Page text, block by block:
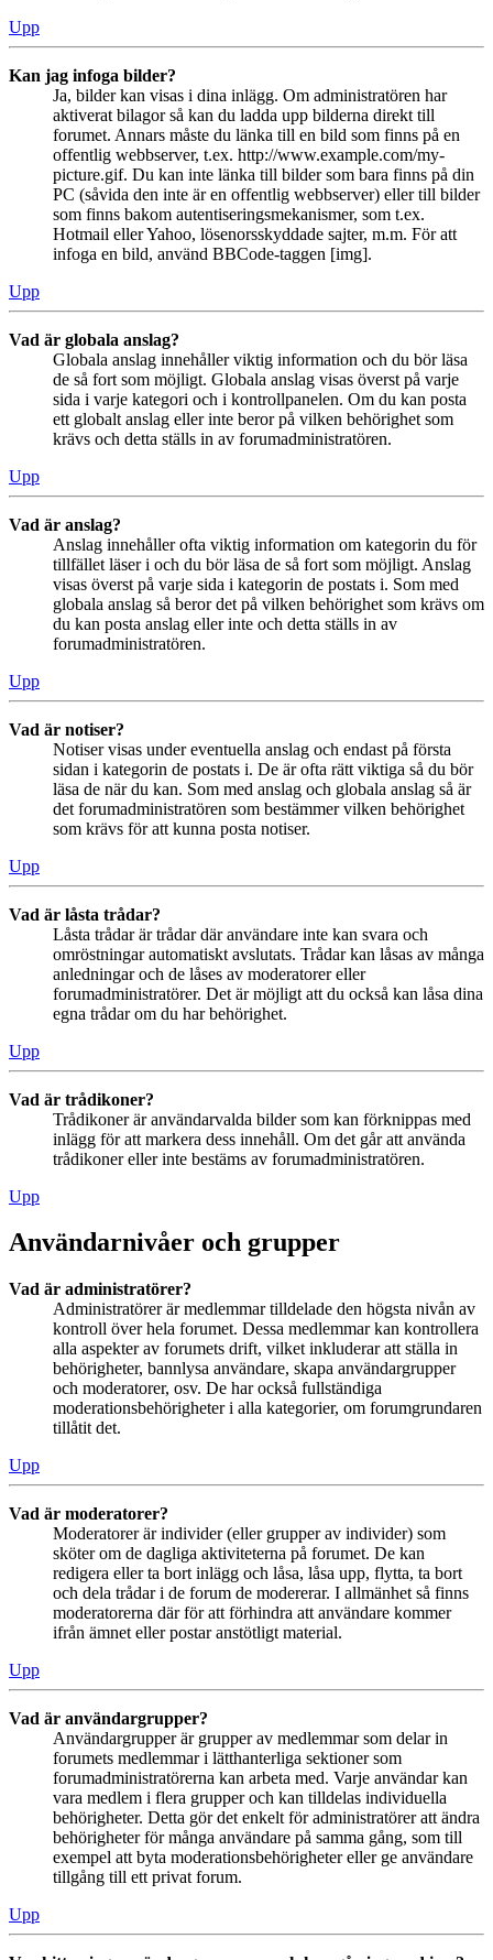
Upp
Kan jag infoga bilder?
Ja, bilder kan visas i dina inlägg. Om administratören har
aktiverat bilagor så kan du ladda upp bilderna direkt till
forumet. Annars måste du länka till en bild som finns på en
offentlig webbserver, t.ex. http://www.example.com/my-
picture.gif. Du kan inte länka till bilder som bara finns på din
PC (såvida den inte är en offentlig webbserver) eller till bilder
som finns bakom autentiseringsmekanismer, som t.ex.
Hotmail eller Yahoo, lösenorsskyddade sajter, m.m. För att
infoga en bild, använd BBCode-taggen [img].
Upp
Vad är globala anslag?
Globala anslag innehåller viktig information och du bör läsa
de så fort som möjligt. Globala anslag visas överst på varje
sida i varje kategori och i kontrollpanelen. Om du kan posta
ett globalt anslag eller inte beror på vilken behörighet som
krävs och detta ställs in av forumadministratören.
Upp
Vad är anslag?
Anslag innehåller ofta viktig information om kategorin du för
tillfället läser i och du bör läsa de så fort som möjligt. Anslag
visas överst på varje sida i kategorin de postats i. Som med
globala anslag så beror det på vilken behörighet som krävs om
du kan posta anslag eller inte och detta ställs in av
forumadministratören.
Upp
Vad är notiser?
Notiser visas under eventuella anslag och endast på första
sidan i kategorin de postats i. De är ofta rätt viktiga så du bör
läsa de när du kan. Som med anslag och globala anslag så är
det forumadministratören som bestämmer vilken behörighet
som krävs för att kunna posta notiser.
Upp
Vad är låsta trådar?
Låsta trådar är trådar där användare inte kan svara och
omröstningar automatiskt avslutats. Trådar kan låsas av många
anledningar och de låses av moderatorer eller
forumadministratörer. Det är möjligt att du också kan låsa dina
egna trådar om du har behörighet.
Upp
Vad är trådikoner?
Trådikoner är användarvalda bilder som kan förknippas med
inlägg för att markera dess innehåll. Om det går att använda
trådikoner eller inte bestäms av forumadministratören.
Upp
Användarnivåer och grupper
Vad är administratörer?
Administratörer är medlemmar tilldelade den högsta nivån av
kontroll över hela forumet. Dessa medlemmar kan kontrollera
alla aspekter av forumets drift, vilket inkluderar att ställa in
behörigheter, bannlysa användare, skapa användargrupper
och moderatorer, osv. De har också fullständiga
moderationsbehörigheter i alla kategorier, om forumgrundaren
tillåtit det.
Upp
Vad är moderatorer?
Moderatorer är individer (eller grupper av individer) som
sköter om de dagliga aktiviteterna på forumet. De kan
redigera eller ta bort inlägg och låsa, låsa upp, flytta, ta bort
och dela trådar i de forum de modererar. I allmänhet så finns
moderatorerna där för att förhindra att användare kommer
ifrån ämnet eller postar anstötligt material.
Upp
Vad är användargrupper?
Användargrupper är grupper av medlemmar som delar in
forumets medlemmar i lätthanterliga sektioner som
forumadministratörerna kan arbeta med. Varje användar kan
vara medlem i flera grupper och kan tilldelas individuella
behörigheter. Detta gör det enkelt för administratörer att ändra
behörigheter för många användare på samma gång, som till
exempel att byta moderationsbehörigheter eller ge användare
tillgång till ett privat forum.
Upp